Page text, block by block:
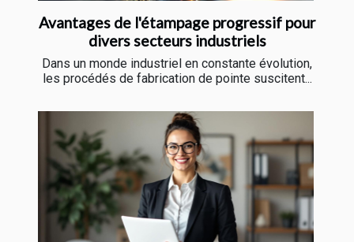
Avantages de l'étampage progressif pour
divers secteurs industriels
Dans un monde industriel en constante évolution,
les procédés de fabrication de pointe suscitent...